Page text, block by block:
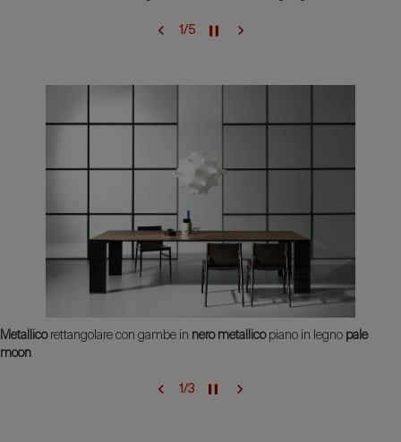
1/5
Metallicorettangolare con gambe in nero metallicopiano in legno pale
moon
1/3